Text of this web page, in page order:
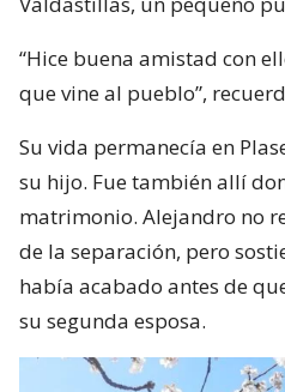
“Hice buena amistad con
que vine al pueblo”,
Su vida permanecía en
su hijo. Fue también allí
matrimonio. Alejandro no
de la separación, pero
había acabado antes de
su segunda esposa.